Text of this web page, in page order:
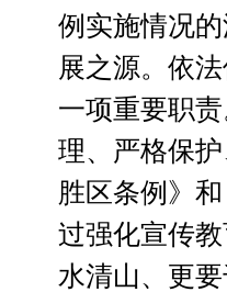
例实施情况
展之源。依
一项重要职
理、严格保
胜区条例》
过强化宣传
水清山、更